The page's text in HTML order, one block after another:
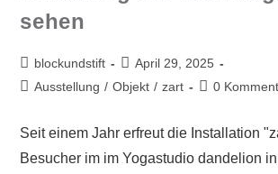
sehen
blockundstift
April 29, 2025
Ausstellung / Objekt / zart 0
Seit einem Jahr erfreut die Installation
Besucher im im Yogastudio dandelion